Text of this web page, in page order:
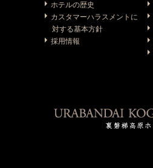
ホテルの歴史
カスタマーハラスメントに
対する基本方針
採用情報